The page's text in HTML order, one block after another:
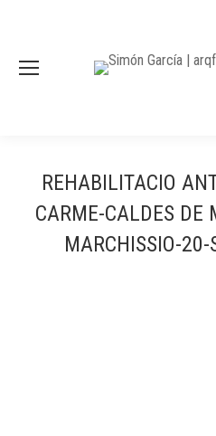
REHABILITACIO
CARME-CALDES DE
MARCHISSIO-